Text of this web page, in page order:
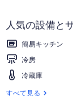
ラ
リ
ー
人気の設備と
簡易キッチン
冷房
冷蔵庫
すべて見る